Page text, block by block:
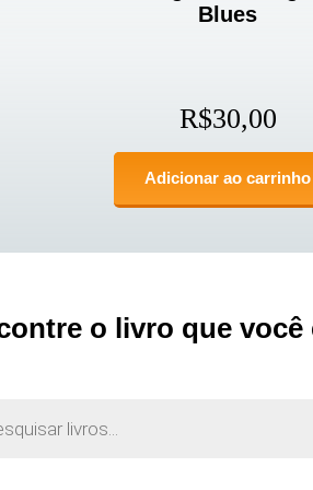
Blues
R$30,00
Adicionar ao carrinho
o livro que